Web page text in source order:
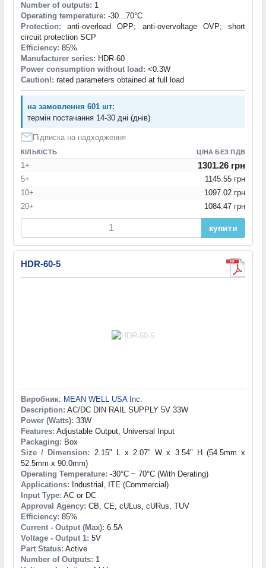
Number of outputs: 1
Operating temperature: -30...70°C
Protection: anti-overload OPP; anti-overvoltage OVP; short
circuit protection SCP
Efficiency: 85%
Manufacturer series: HDR-60
Power consumption without load: <0.3W
Caution!: rated parameters obtained at full load
на замовлення 601 шт:
термін постачання 14-30 дні (днів)
Підписка на надходження
КІЛЬКІСТЬ ЦІНА БЕЗ ПДВ
1+ 1301.26 грн
5+
1145.55 грн
10+
1097.02 грн
20+
1084.47 грн
купити
HDR-60-5
Виробник: MEAN WELL USA Inc.
Description: AC/DC DIN RAIL SUPPLY 5V 33W
Power (Watts): 33W
Features: Adjustable Output, Universal Input
Packaging: Box
Size / Dimension: 2.15" L x 2.07" W x 3.54" H (54.5mm x
52.5mm x 90.0mm)
Operating Temperature: -30°C ~ 70°C (With Derating)
Applications: Industrial, ITE (Commercial)
Input Type: AC or DC
Approval Agency: CB, CE, cULus, cURus, TUV
Efficiency: 85%
Current - Output (Max): 6.5A
Voltage - Output 1: 5V
Part Status: Active
Number of Outputs: 1